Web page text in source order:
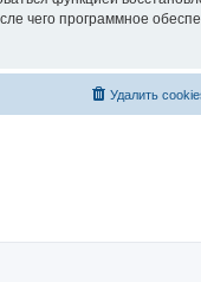
чего программное
Удалить